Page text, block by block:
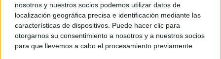
nosotros y nuestros socios podemos utilizar datos de
localización geográfica precisa e identificación mediante las
características de dispositivos. Puede hacer clic para
otorgarnos su consentimiento a nosotros y a nuestros socios
para que llevemos a cabo el procesamiento previamente